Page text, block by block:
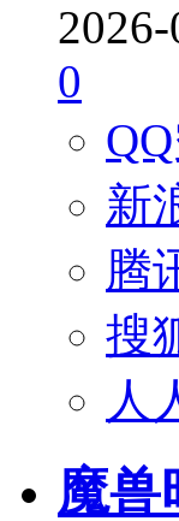
0
新
腾
搜
人
魔兽